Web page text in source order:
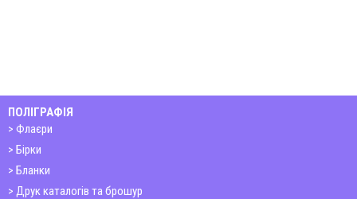
ПОЛІГРАФІЯ
Флаєри
Бірки
Бланки
Друк каталогів та брошур